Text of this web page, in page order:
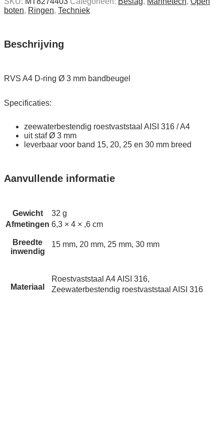
ring
Ø
bandbeugel
quantity
boten, Ringen, Techniek
Beschrijving
RVS A4 D-ring Ø 3 mm bandbeugel
Specificaties:
zeewaterbestendig roestvaststaal AISI 316 / A4
uit staf Ø 3 mm
leverbaar voor band 15, 20, 25 en 30 mm breed
Aanvullende informatie
Gewicht
32 g
Afmetingen 6,3 × 4 × ,6 cm
Breedte
inwendig
15 mm, 20 mm, 25 mm, 30 mm
Materiaal
Roestvaststaal A4 AISI 316,
Zeewaterbestendig roestvaststaal AISI 316